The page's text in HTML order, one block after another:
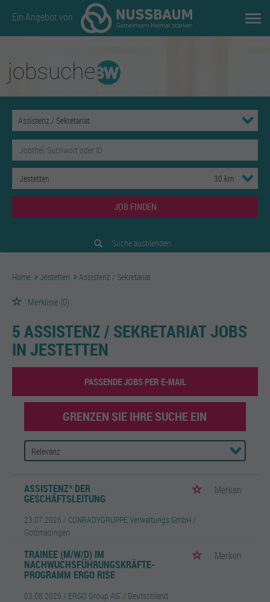
Ein Angebot von
JOB FINDEN
Suche ausblenden
Home Jestetten Assistenz / Sekretariat
Merkliste (0)
5 ASSISTENZ / SEKRETARIAT JOBS
IN JESTETTEN
PASSENDE JOBS PER E-MAIL
GRENZEN SIE IHRE SUCHE EIN
ASSISTENZ* DER
GESCHÄFTSLEITUNG
Merken
23.07.2026 / CONRADYGRUPPE Verwaltungs GmbH /
Gottmadingen
TRAINEE (M/W/D) IM
NACHWUCHSFÜHRUNGSKRÄFTE-
PROGRAMM ERGO RISE
Merken
03.08.2026 / ERGO Group AG' / Deutschland